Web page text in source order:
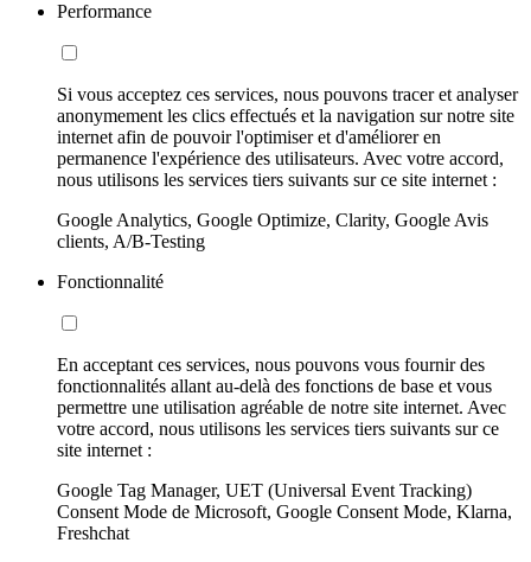
Performance
Si vous acceptez ces services, nous pouvons tracer et analyser
anonymement les clics effectués et la navigation sur notre site
internet afin de pouvoir l'optimiser et d'améliorer en
permanence l'expérience des utilisateurs. Avec votre accord,
nous utilisons les services tiers suivants sur ce site internet :
Google Analytics, Google Optimize, Clarity, Google Avis
clients, A/B-Testing
Fonctionnalité
En acceptant ces services, nous pouvons vous fournir des
fonctionnalités allant au-delà des fonctions de base et vous
permettre une utilisation agréable de notre site internet. Avec
votre accord, nous utilisons les services tiers suivants sur ce
site internet :
Google Tag Manager, UET (Universal Event Tracking)
Consent Mode de Microsoft, Google Consent Mode, Klarna,
Freshchat